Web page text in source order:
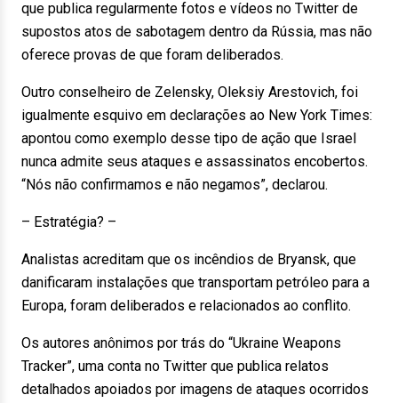
que publica regularmente fotos e vídeos no Twitter de
supostos atos de sabotagem dentro da Rússia, mas não
oferece provas de que foram deliberados.
Outro conselheiro de Zelensky, Oleksiy Arestovich, foi
igualmente esquivo em declarações ao New York Times:
apontou como exemplo desse tipo de ação que Israel
nunca admite seus ataques e assassinatos encobertos.
“Nós não confirmamos e não negamos”, declarou.
– Estratégia? –
Analistas acreditam que os incêndios de Bryansk, que
danificaram instalações que transportam petróleo para a
Europa, foram deliberados e relacionados ao conflito.
Os autores anônimos por trás do “Ukraine Weapons
Tracker”, uma conta no Twitter que publica relatos
detalhados apoiados por imagens de ataques ocorridos